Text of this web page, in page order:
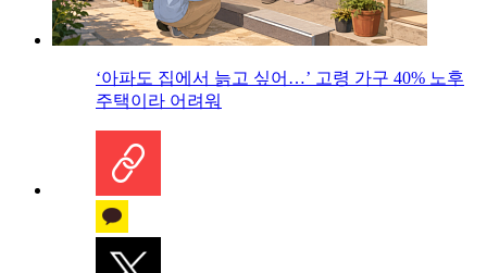
‘아파도 집에서 늙고 싶어…’ 고령 가구 40% 노후
주택이라 어려워